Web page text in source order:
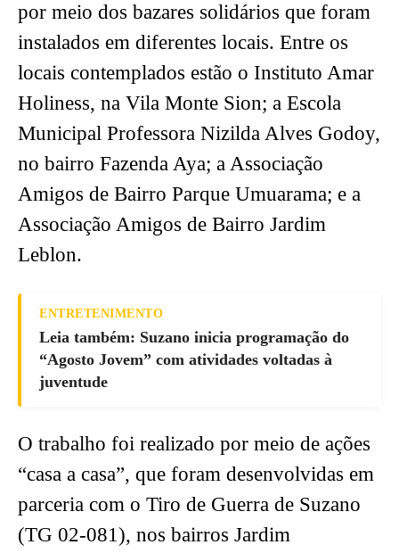
por meio dos bazares solidários que foram
instalados em diferentes locais. Entre os
locais contemplados estão o Instituto Amar
Holiness, na Vila Monte Sion; a Escola
Municipal Professora Nizilda Alves Godoy,
no bairro Fazenda Aya; a Associação
Amigos de Bairro Parque Umuarama; e a
Associação Amigos de Bairro Jardim
Leblon.
ENTRETENIMENTO
Leia também: Suzano inicia programação do
“Agosto Jovem” com atividades voltadas à
juventude
O trabalho foi realizado por meio de ações
“casa a casa”, que foram desenvolvidas em
parceria com o Tiro de Guerra de Suzano
(TG 02-081), nos bairros Jardim